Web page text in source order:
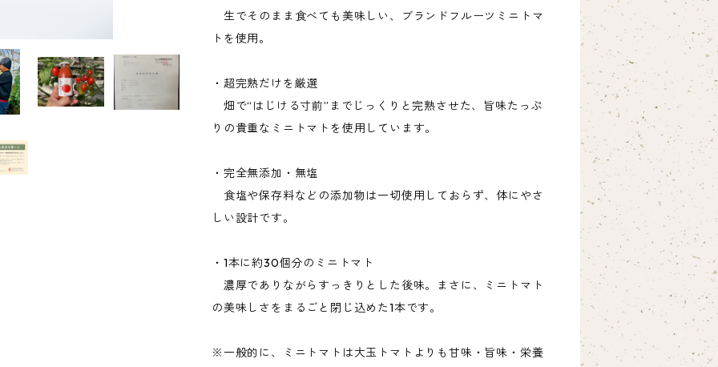
生でそのまま食べても美味しい、ブランドフルーツミニトマ
トを使用。
・超完熟だけを厳選
畑で“はじける寸前”までじっくりと完熟させた、旨味たっぷ
りの貴重なミニトマトを使用しています。
・完全無添加・無塩
食塩や保存料などの添加物は一切使用しておらず、体にやさ
しい設計です。
・1本に約30個分のミニトマト
濃厚でありながらすっきりとした後味。まさに、ミニトマト
の美味しさをまるごと閉じ込めた1本です。
※一般的に、ミニトマトは大玉トマトよりも甘味・旨味・栄養